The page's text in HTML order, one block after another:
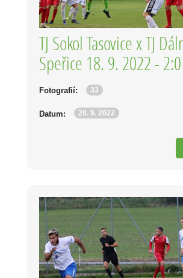
TJ Sokol Tasovice x TJ
Speřice 18. 9. 2022 - 2:0
Fotografií: 33
Datum: 20. 9. 2022